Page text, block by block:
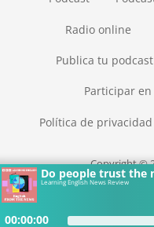
Do people trust the
Learning English News Review
00:00:00
Radio online
Publica tu podcast
Participar
Política de privacidad
Copyright ©